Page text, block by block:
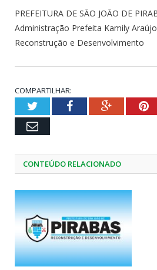
PREFEITURA DE SÃO JOÃO DE
Administração Prefeita Kamily Araújo
Reconstrução e Desenvolvimento
COMPARTILHAR:
TwitterFacebookGoogle+
Email
CONTEÚDO RELACIONADO